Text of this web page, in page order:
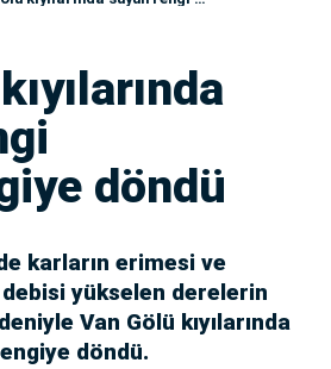
döndü
karların erimesi ve
yükselen derelerin
Van Gölü kıyılarında
döndü.